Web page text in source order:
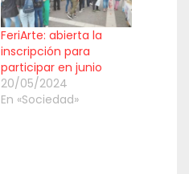
FeriArte: abierta la
inscripción para
participar en junio
20/05/2024
En «Sociedad»